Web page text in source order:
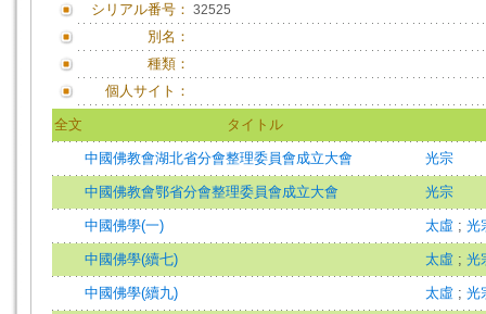
シリアル番号： 32525
別名：
種類：
個人サイト：
全文 タイトル
中國佛教會湖北省分會整理委員會成立大會 光宗
中國佛教會鄂省分會整理委員會成立大會 光宗
中國佛學(一) 太虛 ; 光
中國佛學(續七) 太虛 ; 光
中國佛學(續九) 太虛 ; 光